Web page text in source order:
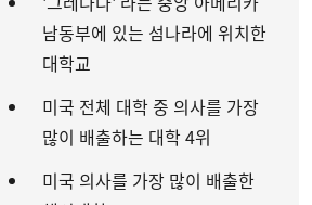
남동부에 있는 섬나라에 위치한
대학교
미국 전체 대학 중 의사를 가장
많이 배출하는 대학 4위
미국 의사를 가장 많이 배출한